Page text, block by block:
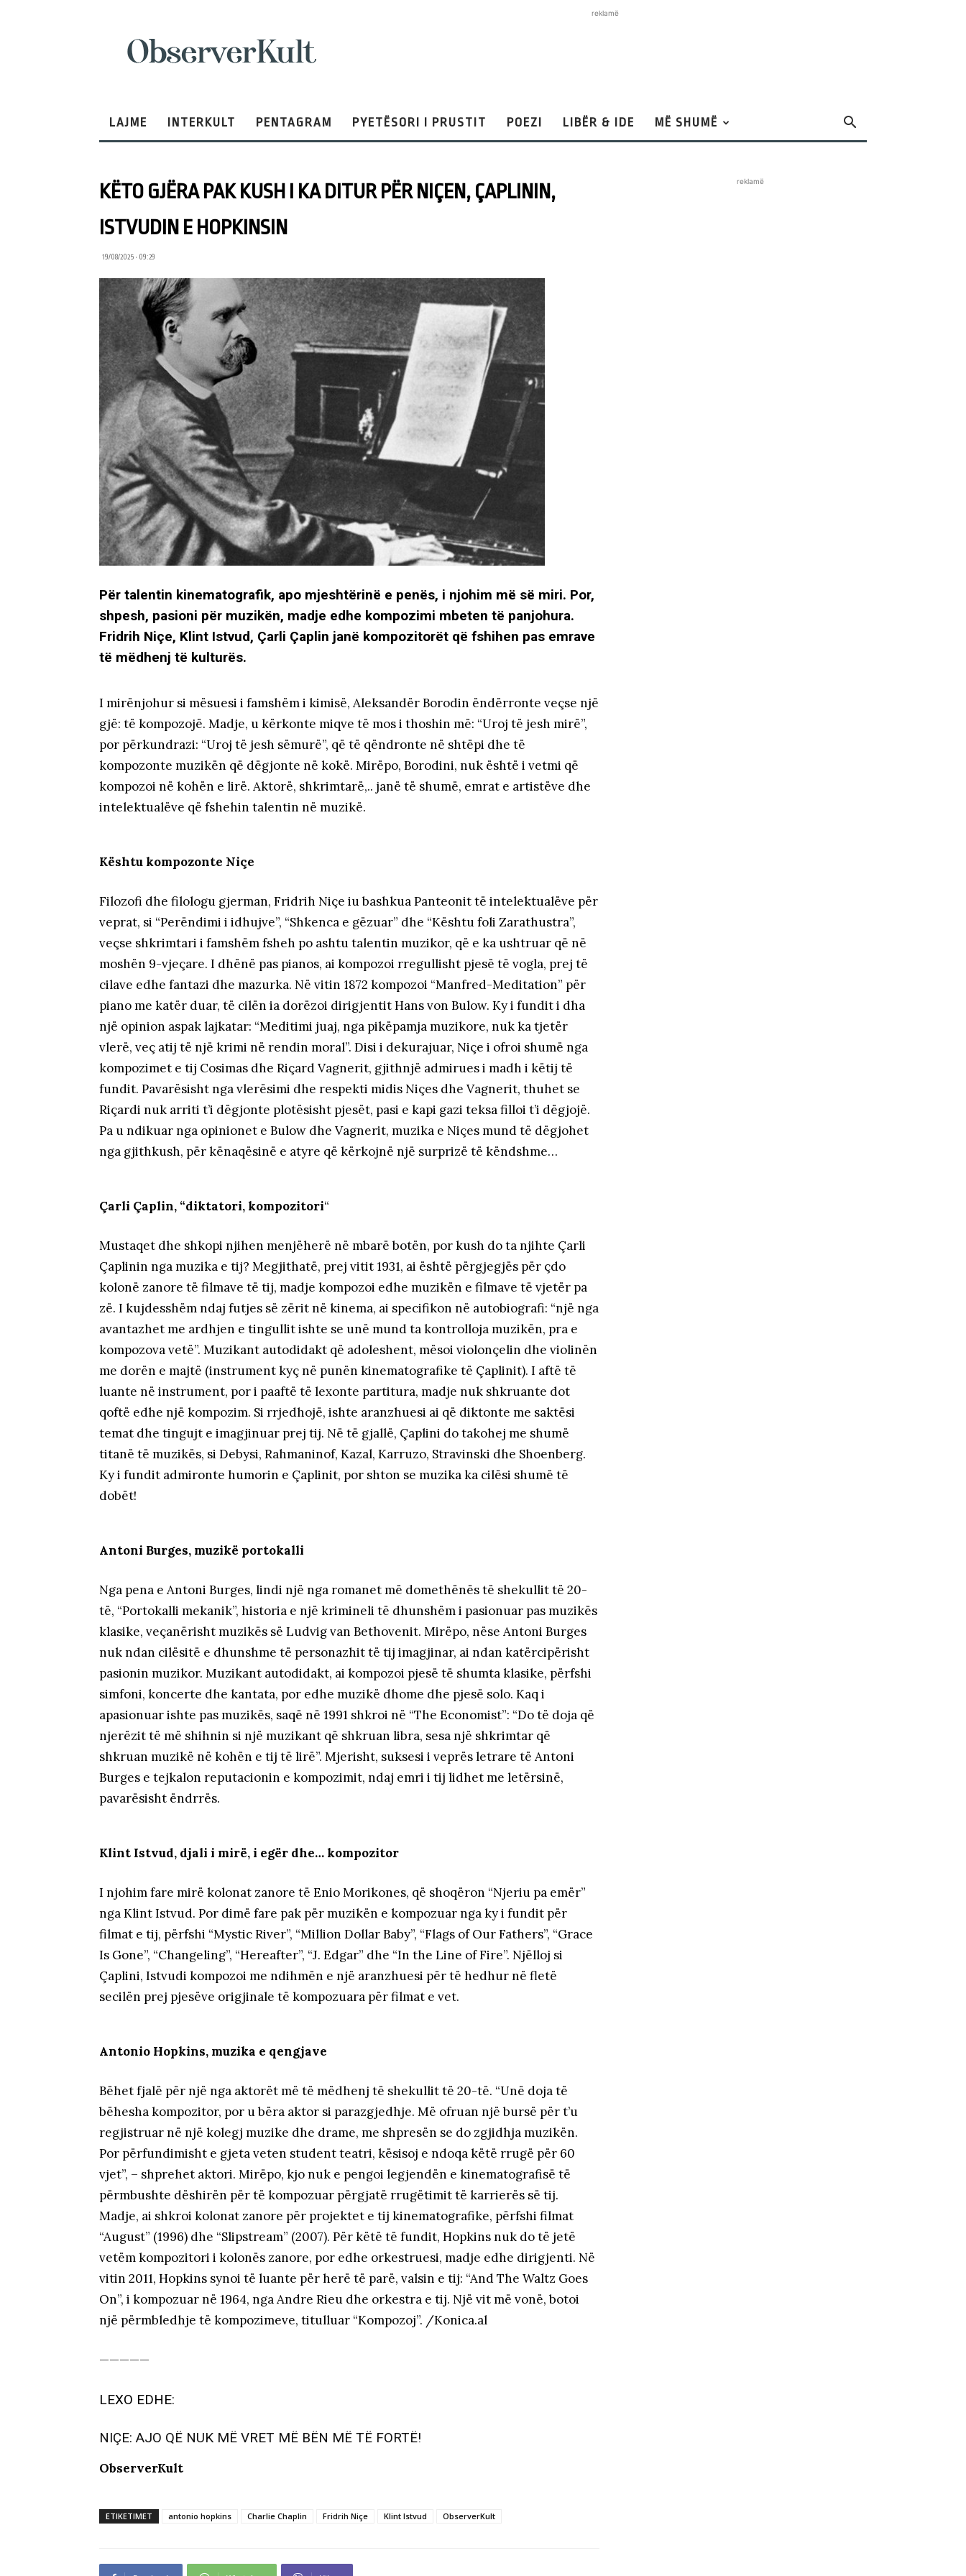
reklamë
LAJME INTERKULT PENTAGRAM PYETËSORI I PRUSTIT POEZI LIBËR & IDE MË SHUMË
KËTO GJËRA PAK KUSH I KA DITUR PËR NIÇEN, ÇAPLININ,
ISTVUDIN E HOPKINSIN
19/08/2025 • 09:29
Për talentin kinematografik, apo mjeshtërinë e penës, i njohim më së miri. Por,
shpesh, pasioni për muzikën, madje edhe kompozimi mbeten të panjohura.
Fridrih Niçe, Klint Istvud, Çarli Çaplin janë kompozitorët që fshihen pas emrave
të mëdhenj të kulturës.
I mirënjohur si mësuesi i famshëm i kimisë, Aleksandër Borodin ëndërronte veçse një
gjë: të kompozojë. Madje, u kërkonte miqve të mos i thoshin më: “Uroj të jesh mirë”,
por përkundrazi: “Uroj të jesh sëmurë”, që të qëndronte në shtëpi dhe të
kompozonte muzikën që dëgjonte në kokë. Mirëpo, Borodini, nuk është i vetmi që
kompozoi në kohën e lirë. Aktorë, shkrimtarë,.. janë të shumë, emrat e artistëve dhe
intelektualëve që fshehin talentin në muzikë.
Kështu kompozonte Niçe
Filozofi dhe filologu gjerman, Fridrih Niçe iu bashkua Panteonit të intelektualëve për
veprat, si “Perëndimi i idhujve”, “Shkenca e gëzuar” dhe “Kështu foli Zarathustra”,
veçse shkrimtari i famshëm fsheh po ashtu talentin muzikor, që e ka ushtruar që në
moshën 9-vjeçare. I dhënë pas pianos, ai kompozoi rregullisht pjesë të vogla, prej të
cilave edhe fantazi dhe mazurka. Në vitin 1872 kompozoi “Manfred-Meditation” për
piano me katër duar, të cilën ia dorëzoi dirigjentit Hans von Bulow. Ky i fundit i dha
një opinion aspak lajkatar: “Meditimi juaj, nga pikëpamja muzikore, nuk ka tjetër
vlerë, veç atij të një krimi në rendin moral”. Disi i dekurajuar, Niçe i ofroi shumë nga
kompozimet e tij Cosimas dhe Riçard Vagnerit, gjithnjë admirues i madh i këtij të
fundit. Pavarësisht nga vlerësimi dhe respekti midis Niçes dhe Vagnerit, thuhet se
Riçardi nuk arriti t’i dëgjonte plotësisht pjesët, pasi e kapi gazi teksa filloi t’i dëgjojë.
Pa u ndikuar nga opinionet e Bulow dhe Vagnerit, muzika e Niçes mund të dëgjohet
nga gjithkush, për kënaqësinë e atyre që kërkojnë një surprizë të këndshme…
Çarli Çaplin, “diktatori, kompozitori“
Mustaqet dhe shkopi njihen menjëherë në mbarë botën, por kush do ta njihte Çarli
Çaplinin nga muzika e tij? Megjithatë, prej vitit 1931, ai është përgjegjës për çdo
kolonë zanore të filmave të tij, madje kompozoi edhe muzikën e filmave të vjetër pa
zë. I kujdesshëm ndaj futjes së zërit në kinema, ai specifikon në autobiografi: “një nga
avantazhet me ardhjen e tingullit ishte se unë mund ta kontrolloja muzikën, pra e
kompozova vetë”. Muzikant autodidakt që adoleshent, mësoi violonçelin dhe violinën
me dorën e majtë (instrument kyç në punën kinematografike të Çaplinit). I aftë të
luante në instrument, por i paaftë të lexonte partitura, madje nuk shkruante dot
qoftë edhe një kompozim. Si rrjedhojë, ishte aranzhuesi ai që diktonte me saktësi
temat dhe tingujt e imagjinuar prej tij. Në të gjallë, Çaplini do takohej me shumë
titanë të muzikës, si Debysi, Rahmaninof, Kazal, Karruzo, Stravinski dhe Shoenberg.
Ky i fundit admironte humorin e Çaplinit, por shton se muzika ka cilësi shumë të
dobët!
Antoni Burges, muzikë portokalli
Nga pena e Antoni Burges, lindi një nga romanet më domethënës të shekullit të 20-
të, “Portokalli mekanik”, historia e një krimineli të dhunshëm i pasionuar pas muzikës
klasike, veçanërisht muzikës së Ludvig van Bethovenit. Mirëpo, nëse Antoni Burges
nuk ndan cilësitë e dhunshme të personazhit të tij imagjinar, ai ndan katërcipërisht
pasionin muzikor. Muzikant autodidakt, ai kompozoi pjesë të shumta klasike, përfshi
simfoni, koncerte dhe kantata, por edhe muzikë dhome dhe pjesë solo. Kaq i
apasionuar ishte pas muzikës, saqë në 1991 shkroi në “The Economist”: “Do të doja që
njerëzit të më shihnin si një muzikant që shkruan libra, sesa një shkrimtar që
shkruan muzikë në kohën e tij të lirë”. Mjerisht, suksesi i veprës letrare të Antoni
Burges e tejkalon reputacionin e kompozimit, ndaj emri i tij lidhet me letërsinë,
pavarësisht ëndrrës.
Klint Istvud, djali i mirë, i egër dhe… kompozitor
I njohim fare mirë kolonat zanore të Enio Morikones, që shoqëron “Njeriu pa emër”
nga Klint Istvud. Por dimë fare pak për muzikën e kompozuar nga ky i fundit për
filmat e tij, përfshi “Mystic River”, “Million Dollar Baby”, “Flags of Our Fathers”, “Grace
Is Gone”, “Changeling”, “Hereafter”, “J. Edgar” dhe “In the Line of Fire”. Njëlloj si
Çaplini, Istvudi kompozoi me ndihmën e një aranzhuesi për të hedhur në fletë
secilën prej pjesëve origjinale të kompozuara për filmat e vet.
Antonio Hopkins, muzika e qengjave
Bëhet fjalë për një nga aktorët më të mëdhenj të shekullit të 20-të. “Unë doja të
bëhesha kompozitor, por u bëra aktor si parazgjedhje. Më ofruan një bursë për t’u
regjistruar në një kolegj muzike dhe drame, me shpresën se do zgjidhja muzikën.
Por përfundimisht e gjeta veten student teatri, kësisoj e ndoqa këtë rrugë për 60
vjet”, – shprehet aktori. Mirëpo, kjo nuk e pengoi legjendën e kinematografisë të
përmbushte dëshirën për të kompozuar përgjatë rrugëtimit të karrierës së tij.
Madje, ai shkroi kolonat zanore për projektet e tij kinematografike, përfshi filmat
“August” (1996) dhe “Slipstream” (2007). Për këtë të fundit, Hopkins nuk do të jetë
vetëm kompozitori i kolonës zanore, por edhe orkestruesi, madje edhe dirigjenti. Në
vitin 2011, Hopkins synoi të luante për herë të parë, valsin e tij: “And The Waltz Goes
On”, i kompozuar në 1964, nga Andre Rieu dhe orkestra e tij. Një vit më vonë, botoi
një përmbledhje të kompozimeve, titulluar “Kompozoj”. /Konica.al
—————
LEXO EDHE:
NIÇE: AJO QË NUK MË VRET MË BËN MË TË FORTË!
ObserverKult
ETIKETIMET antonio hopkins Charlie Chaplin Fridrih Niçe Klint Istvud ObserverKult
reklamë